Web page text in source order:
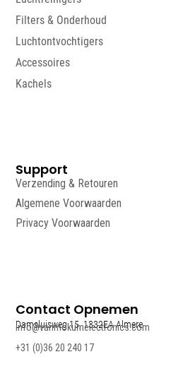
Filters & Onderhoud
Luchtontvochtigers
Accessoires
Kachels
Support
Verzending & Retouren
Algemene Voorwaarden
Privacy Voorwaarden
Contact Opnemen
Damsluisweg 15, 1332EA Almere
info@vanmokumelectronics.com
+31 (0)36 20 240 17